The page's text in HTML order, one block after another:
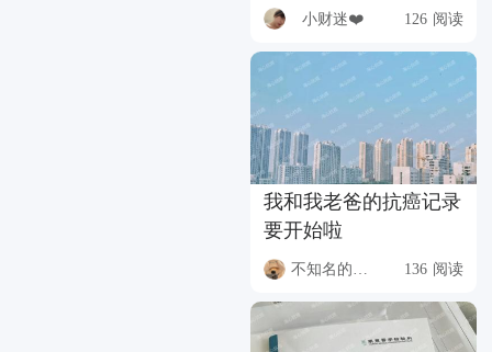
小财迷❤️ 126 阅读
我和我老爸的抗癌记录
要开始啦
136 阅读